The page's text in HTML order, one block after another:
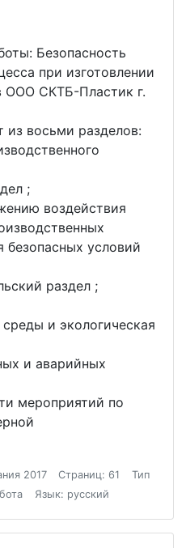
Безопасность
при изготовлении
ООО СКТБ-Пластик г.
из восьми разделов:
;
воздействия
безопасных условий
раздел ;
и экологическая
и аварийных
мероприятий по
2017 Страниц: 61
Тип
Язык: русский